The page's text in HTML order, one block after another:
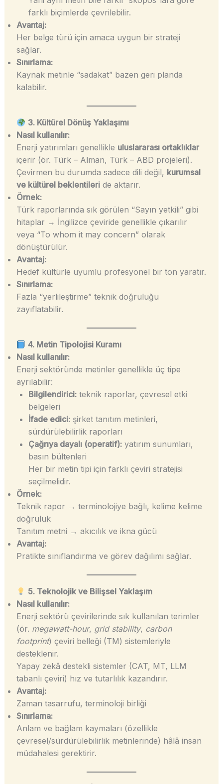
farklı biçimlerde çevrilebilir.
Avantaj:
Her belge türü için amaca uygun bir strateji
sağlar.
Sınırlama:
Kaynak metinle “sadakat” bazen geri planda
kalabilir.
3. Kültürel Dönüş Yaklaşımı
Nasıl kullanılır:
Enerji yatırımları genellikle uluslararası ortaklıklar
içerir (ör. Türk – Alman, Türk – ABD projeleri).
Çevirmen bu durumda sadece dili değil, kurumsal
ve kültürel beklentileride aktarır.
Örnek:
Türk raporlarında sık görülen “Sayın yetkili” gibi
hitaplar → İngilizce çeviride genellikle çıkarılır
veya “To whom it may concern” olarak
dönüştürülür.
Avantaj:
Hedef kültürle uyumlu profesyonel bir ton yaratır.
Sınırlama:
Fazla “yerlileştirme” teknik doğruluğu
zayıflatabilir.
4. Metin Tipolojisi Kuramı
Nasıl kullanılır:
Enerji sektöründe metinler genellikle üç tipe
ayrılabilir:
Bilgilendirici:teknik raporlar, çevresel etki
belgeleri
İfade edici:şirket tanıtım metinleri,
sürdürülebilirlik raporları
Çağrıya dayalı (operatif):yatırım sunumları,
basın bültenleri
Her bir metin tipi için farklı çeviri stratejisi
seçilmelidir.
Örnek:
Teknik rapor → terminolojiye bağlı, kelime kelime
doğruluk
Tanıtım metni → akıcılık ve ikna gücü
Avantaj:
Pratikte sınıflandırma ve görev dağılımı sağlar.
5. Teknolojik ve Bilişsel Yaklaşım
Nasıl kullanılır:
Enerji sektörü çevirilerinde sık kullanılan terimler
(ör. megawatt-hour, grid stability, carbon
footprint) çeviri belleği (TM) sistemleriyle
desteklenir.
Yapay zekâ destekli sistemler (CAT, MT, LLM
tabanlı çeviri) hız ve tutarlılık kazandırır.
Avantaj:
Zaman tasarrufu, terminoloji birliği
Sınırlama:
Anlam ve bağlam kaymaları (özellikle
çevresel/sürdürülebilirlik metinlerinde) hâlâ insan
müdahalesi gerektirir.